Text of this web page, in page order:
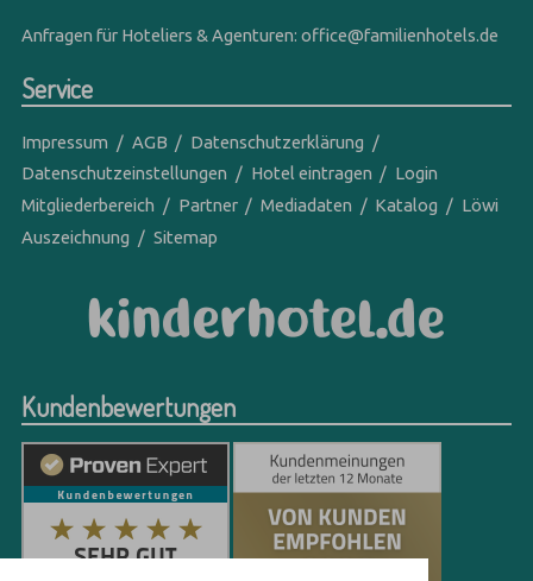
Anfragen für Hoteliers & Agenturen:office@familienhotels.de
Service
Impressum AGB
Datenschutzerklärung
Datenschutzeinstellungen
Hotel eintragen
Login
Mitgliederbereich
Partner Mediadaten Katalog
Löwi
Auszeichnung
Sitemap
Kundenbewertungen